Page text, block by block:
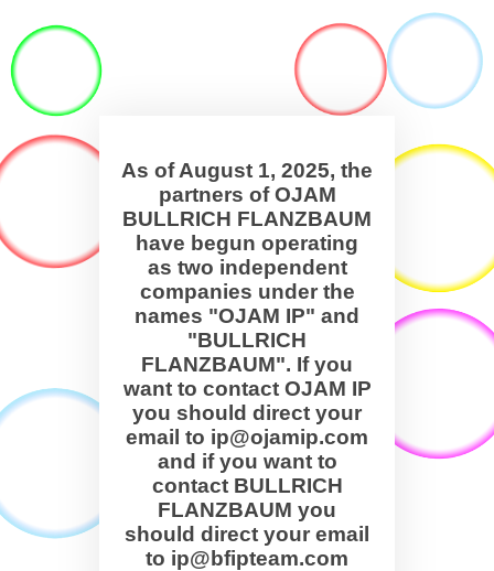
As of August 1, 2025, the
partners of OJAM
BULLRICH FLANZBAUM
have begun operating
as two independent
companies under the
names "OJAM IP" and
"BULLRICH
FLANZBAUM". If you
want to contact OJAM IP
you should direct your
email to ip@ojamip.com
and if you want to
contact BULLRICH
FLANZBAUM you
should direct your email
to ip@bfipteam.com